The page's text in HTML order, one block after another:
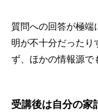
質問への回答が極端
明が不十分だったり
ず、ほかの情報源で
受講後は自分の家